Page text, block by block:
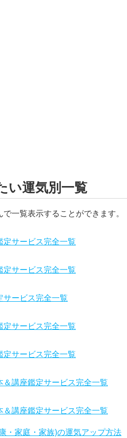
い運気別一覧
一覧表示することができます。
サービス完全一覧
サービス完全一覧
ービス完全一覧
サービス完全一覧
サービス完全一覧
講座鑑定サービス完全一覧
講座鑑定サービス完全一覧
・家庭・家族)の運気アップ方法